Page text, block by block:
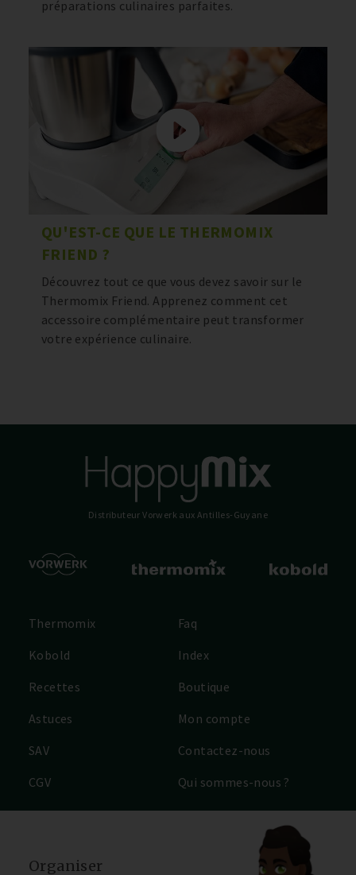
préparations culinaires parfaites.
QU'EST-CE QUE LE THERMOMIX
FRIEND ?
Découvrez tout ce que vous devez savoir sur le
Thermomix Friend. Apprenez comment cet
accessoire complémentaire peut transformer
votre expérience culinaire.
Distributeur Vorwerk aux Antilles-Guyane
Thermomix
Kobold
Recettes
Astuces
SAV
CGV
Faq
Index
Boutique
Mon compte
Contactez-nous
Qui sommes-nous ?
Organiser